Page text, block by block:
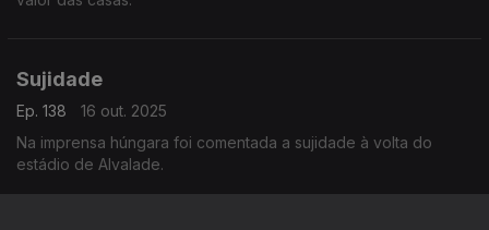
Sujidade
Ep. 138
16 out. 2025
Na imprensa húngara foi comentada a sujidade à volta do
estádio de Alvalade.